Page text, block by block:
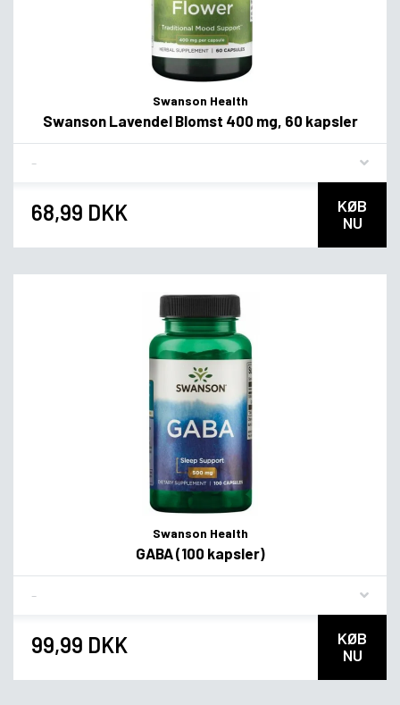
Swanson Health
Swanson Lavendel Blomst 400 mg, 60 kapsler
68,99 DKK
KØB
NU
Swanson Health
GABA (100 kapsler)
99,99 DKK
KØB
NU